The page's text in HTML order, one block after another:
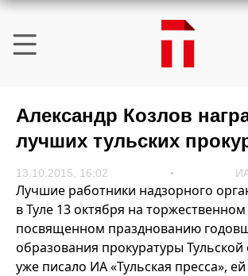
Александр Козлов
лучших тульских
13.10.2015, 16:02
Лучшие работники надзорного
в Туле 13 октября на
посвященном празднованию
образования прокуратуры Тульской
уже писало ИА «Тульская пресса»,